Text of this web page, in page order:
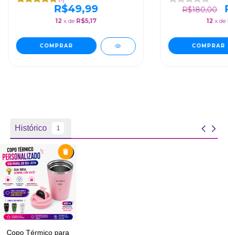
R$49,99
12 x de R$5,17
COMPRAR
R$180,00
12 x de
COMPRAR